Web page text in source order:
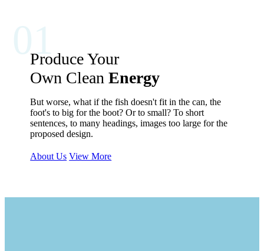
Produce Your
Own CleanEnergy
But worse, what if the fish doesn't fit in the can, the
foot's to big for the boot? Or to small? To short
sentences, to many headings, images too large for the
proposed design.
About Us View More